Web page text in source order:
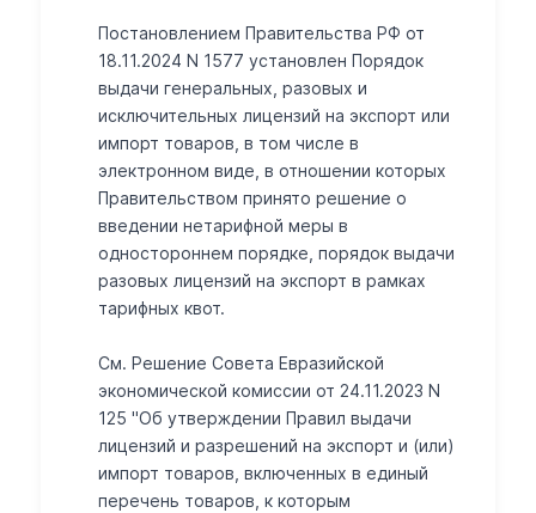
Постановлением Правительства РФ от
18.11.2024 N 1577 установлен Порядок
выдачи генеральных, разовых и
исключительных лицензий на экспорт или
импорт товаров, в том числе в
электронном виде, в отношении которых
Правительством принято решение о
введении нетарифной меры в
одностороннем порядке, порядок выдачи
разовых лицензий на экспорт в рамках
тарифных квот.
См. Решение Совета Евразийской
экономической комиссии от 24.11.2023 N
125 "Об утверждении Правил выдачи
лицензий и разрешений на экспорт и (или)
импорт товаров, включенных в единый
перечень товаров, к которым